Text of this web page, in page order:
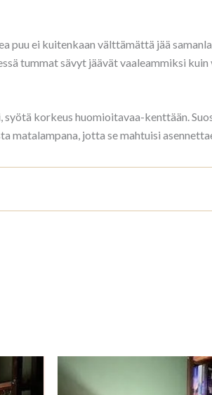
puu ei kuitenkaan välttämättä jää
tummat sävyt jäävät vaaleammiksi kuin
korkeus huomioitavaa-kenttään.
jotta se mahtuisi
“Riiul 3/7 187x140cm